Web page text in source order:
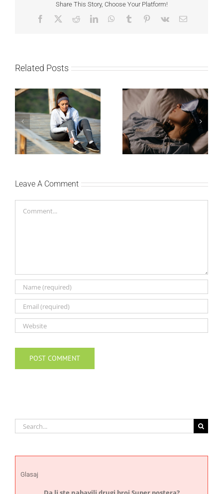
Share This Story, Choose Your Platform!
Facebook RedditLinkedInWhatsApp
Tumblr Pinterest
Vk Email
Related Posts
Treniraj pametno: Kako
da izbegneš povrede i
ostaneš u top formi
Zašto je važno da
spavaš 8 sati?
Leave A Comment
Search
for:
Glasaj